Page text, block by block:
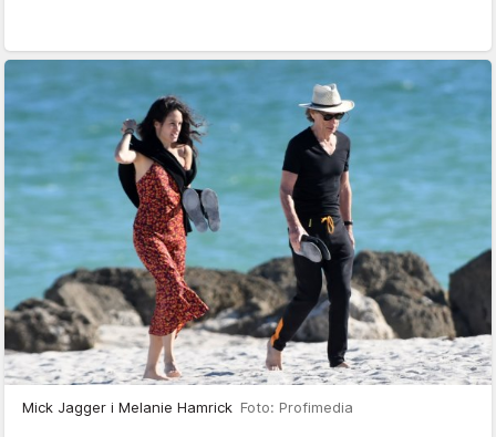
Mick Jagger i Melanie Hamrick Foto: Profimedia